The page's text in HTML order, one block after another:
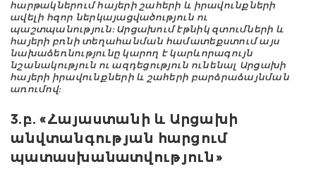
հարթակներում հայերի շահերի և իրավունքների
ավելի հզոր ներկայացվածություն ու
պաշտպանություն: Արցախում էթնիկ զտումների և
հայերի բռնի տեղահանման համատեքստում այս
նախաձեռնությունը կարող է կարևորագույն
նշանակություն ու ազդեցություն ունենալ Արցախի
հայերի իրավունքների և շահերի բարձրաձայնման
առումով:
3.բ. «Հայաստանի և Արցախի
անվտանգության հարցում
պատասխանատվություն»